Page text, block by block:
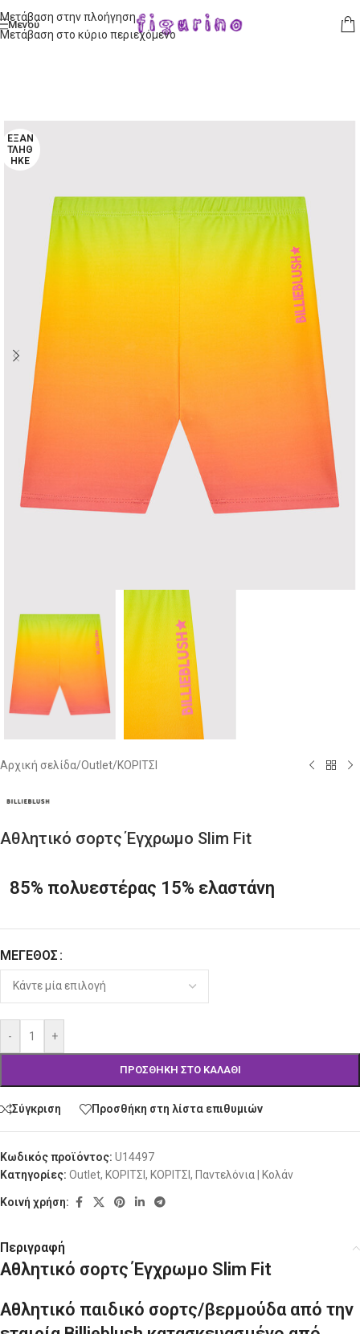
Μετάβαση στην πλοήγηση
Μετάβαση στο κύριο περιεχόμενο
Μενού
ΕΞΑΝ
ΤΛΉΘ
ΗΚΕ
Αρχική σελίδα/Outlet/ΚΟΡΙΤΣΙ
Αθλητικό σορτς Έγχρωμο Slim Fit
85% πολυεστέρας 15% ελαστάνη
ΜΈΓΕΘΟΣ
- +
ΠΡΟΣΘΉΚΗ ΣΤΟ ΚΑΛΆΘΙ
Alternative:
Σύγκριση Προσθήκη στη λίστα επιθυμιών
Κωδικός προϊόντος: U14497
Κατηγορίες: Outlet, ΚΟΡΙΤΣΙ , ΚΟΡΙΤΣΙ , Παντελόνια | Κολάν
Κοινή χρήση:
Περιγραφή
Αθλητικό σορτς Έγχρωμο Slim Fit
Αθλητικό παιδικό σορτς/βερμούδα από την